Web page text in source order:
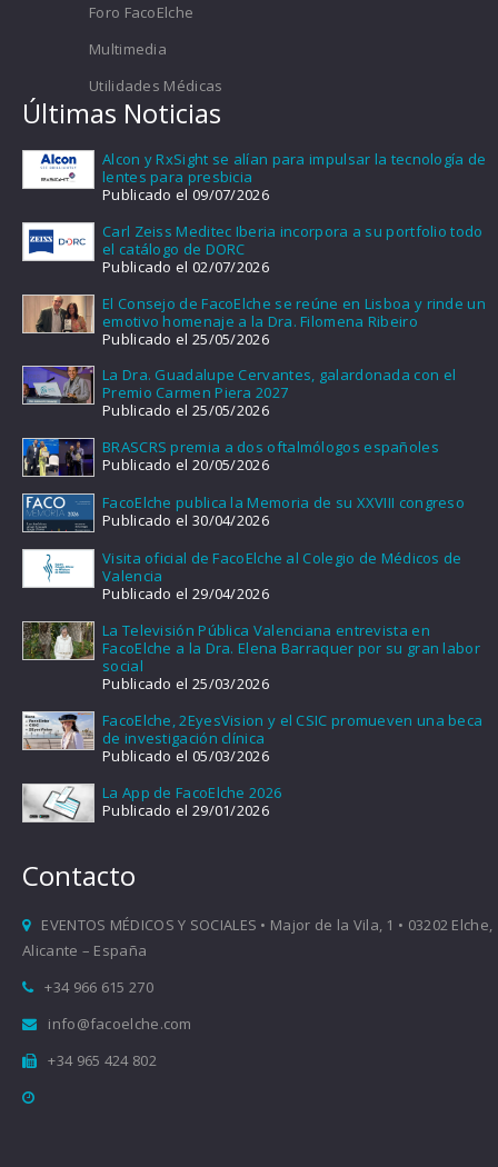
Foro FacoElche
Multimedia
Utilidades Médicas
Últimas Noticias
Alcon y RxSight se alían para impulsar la tecnología de
lentes para presbicia
Publicado el 09/07/2026
Carl Zeiss Meditec Iberia incorpora a su portfolio todo
el catálogo de DORC
Publicado el 02/07/2026
El Consejo de FacoElche se reúne en Lisboa y rinde un
emotivo homenaje a la Dra. Filomena Ribeiro
Publicado el 25/05/2026
La Dra. Guadalupe Cervantes, galardonada con el
Premio Carmen Piera 2027
Publicado el 25/05/2026
BRASCRS premia a dos oftalmólogos españoles
Publicado el 20/05/2026
FacoElche publica la Memoria de su XXVIII congreso
Publicado el 30/04/2026
Visita oficial de FacoElche al Colegio de Médicos de
Valencia
Publicado el 29/04/2026
La Televisión Pública Valenciana entrevista en
FacoElche a la Dra. Elena Barraquer por su gran labor
social
Publicado el 25/03/2026
FacoElche, 2EyesVision y el CSIC promueven una beca
de investigación clínica
Publicado el 05/03/2026
La App de FacoElche 2026
Publicado el 29/01/2026
Contacto
EVENTOS MÉDICOS Y SOCIALES • Major de la Vila, 1 • 03202 Elche,
Alicante – España
+34 966 615 270
info@facoelche.com
+34 965 424 802